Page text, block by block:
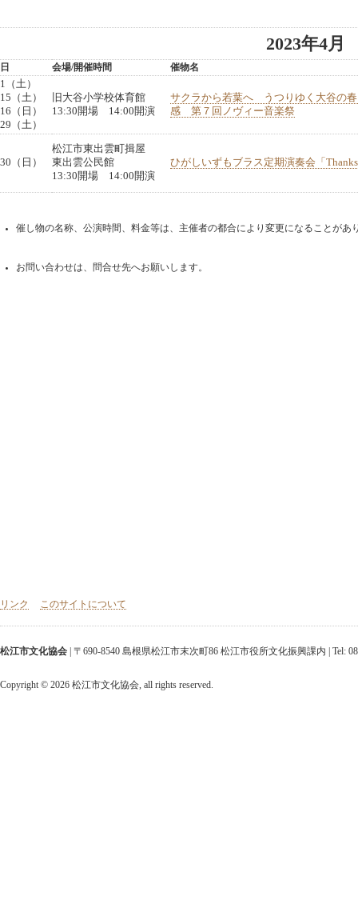
2023年4月
日 会場/開催時間 催物名
1（土）
15（土）
16（日）
29（土）
旧大谷小学校体育館
13:30開場 14:00開演
サクラから若葉へ うつりゆく大谷の
感 第７回ノヴィー音楽祭
30（日）
松江市東出雲町揖屋
東出雲公民館
13:30開場 14:00開演
ひがしいずもブラス定期演奏会「
催し物の名称、公演時間、料金等は、主催者の都合により変更になることがあ
お問い合わせは、問合せ先へお願いします。
リンク このサイトについて
松江市文化協会 | 〒690-8540 島根県松江市末次町86 松江市役所文化振興課内 | Tel:
Copyright © 2026 松江市文化協会, all rights reserved.